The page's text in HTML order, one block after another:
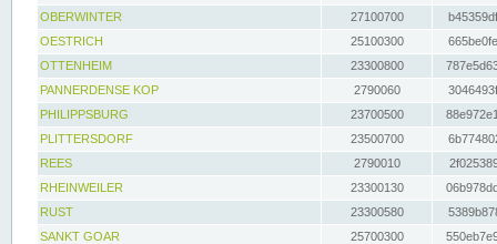
OBERWINTER
27100700
OESTRICH
25100300
OTTENHEIM
23300800
PANNERDENSE KOP
2790060
PHILIPPSBURG
23700500
PLITTERSDORF
23500700
REES
2790010
RHEINWEILER
23300130
RUST
23300580
SANKT GOAR
25700300